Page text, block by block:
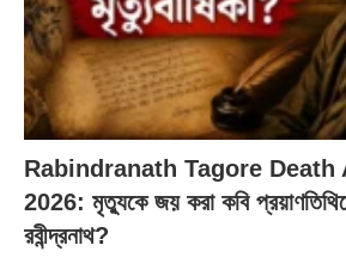
Rabindranath Tagore Death
2026: মৃত্যুকে জয় করা কবি
রবীন্দ্রনাথ?